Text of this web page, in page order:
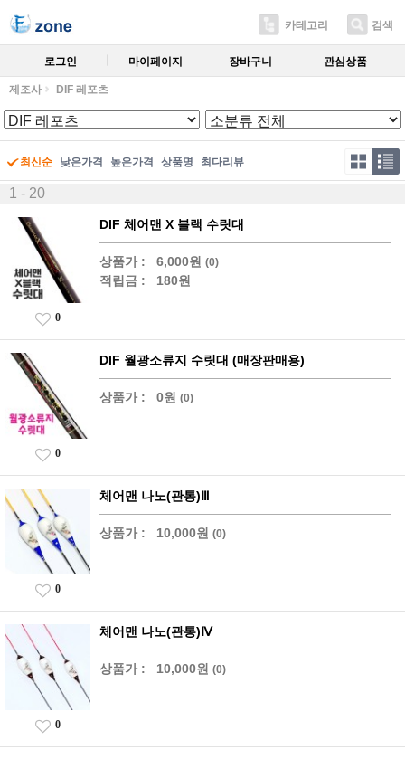
카테고리 검색
로그인 마이페이지 장바구니 관심상품
제조사 DIF 레포츠
최신순 낮은가격 높은가격 상품명 최다리뷰
1 - 20
DIF 체어맨 X 블랙 수릿대
상품가 : 6,000원 (0)
적립금 : 180원
0
DIF 월광소류지 수릿대 (매장판매용)
상품가 : 0원 (0)
0
체어맨 나노(관통)Ⅲ
상품가 : 10,000원 (0)
0
체어맨 나노(관통)Ⅳ
상품가 : 10,000원 (0)
0